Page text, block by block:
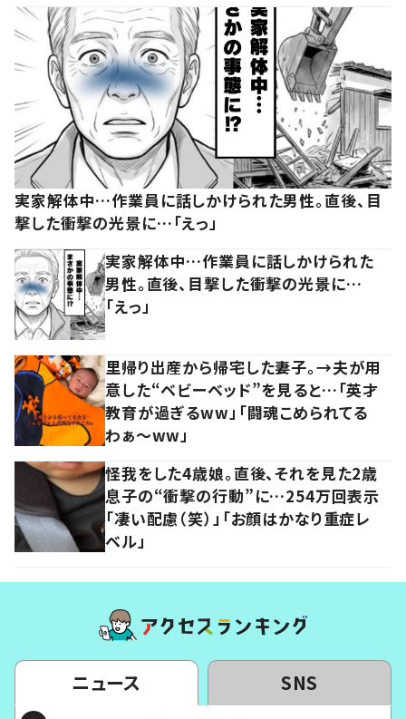
実家解体中…作業員に話しかけられた男性。直後、目
撃した衝撃の光景に…「えっ」
実家解体中…作業員に話しかけられた
男性。直後、目撃した衝撃の光景に…
「えっ」
里帰り出産から帰宅した妻子。→夫が用
意した“ベビーベッド”を見ると…「英才
教育が過ぎるww」「闘魂こめられてる
わぁ～ww」
怪我をした4歳娘。直後、それを見た2歳
息子の“衝撃の行動”に…254万回表示
「凄い配慮（笑）」「お顔はかなり重症レ
ベル」
ニュース SNS